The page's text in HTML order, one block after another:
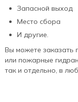
Запасной выход
Место сбора
И другие.
Вы можете заказать
или пожарные
так и отдельно, в